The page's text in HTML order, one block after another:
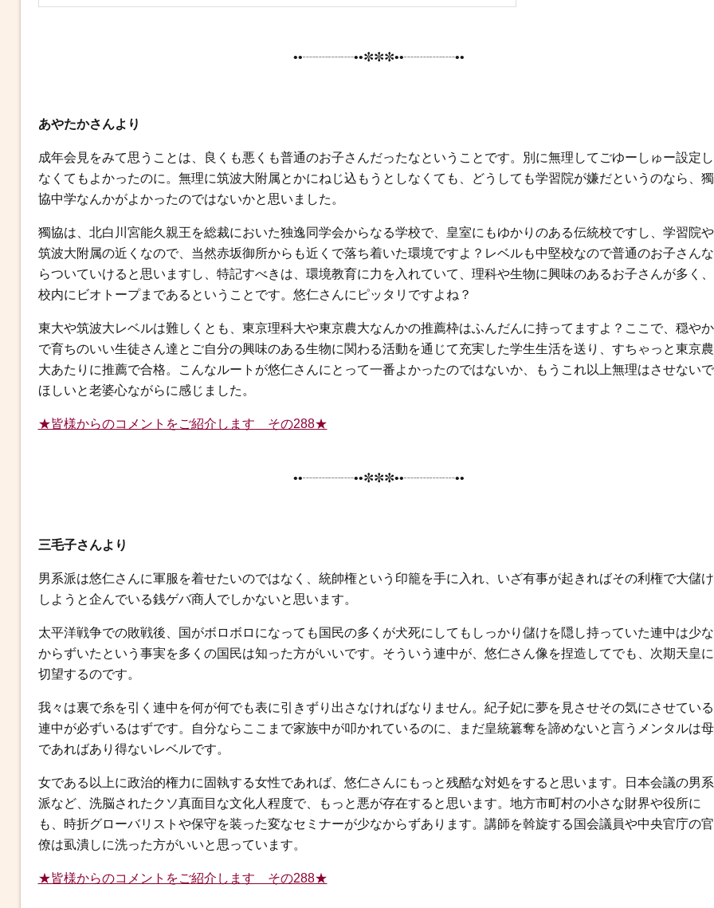
••┈┈┈┈••✼✼✼••┈┈┈┈••
あやたかさんより
成年会見をみて思うことは、良くも悪くも普通のお子さんだったなということです。別に無理してごゆーしゅー設定し
なくてもよかったのに。無理に筑波大附属とかにねじ込もうとしなくても、どうしても学習院が嫌だというのなら、獨
協中学なんかがよかったのではないかと思いました。
獨協は、北白川宮能久親王を総裁においた独逸同学会からなる学校で、皇室にもゆかりのある伝統校ですし、学習院や
筑波大附属の近くなので、当然赤坂御所からも近くで落ち着いた環境ですよ？レベルも中堅校なので普通のお子さんな
らついていけると思いますし、特記すべきは、環境教育に力を入れていて、理科や生物に興味のあるお子さんが多く、
校内にビオトープまであるということです。悠仁さんにピッタリですよね？
東大や筑波大レベルは難しくとも、東京理科大や東京農大なんかの推薦枠はふんだんに持ってますよ？ここで、穏やか
で育ちのいい生徒さん達とご自分の興味のある生物に関わる活動を通じて充実した学生生活を送り、すちゃっと東京農
大あたりに推薦で合格。こんなルートが悠仁さんにとって一番よかったのではないか、もうこれ以上無理はさせないで
ほしいと老婆心ながらに感じました。
★皆様からのコメントをご紹介します その288★
••┈┈┈┈••✼✼✼••┈┈┈┈••
三毛子さんより
男系派は悠仁さんに軍服を着せたいのではなく、統帥権という印籠を手に入れ、いざ有事が起きればその利権で大儲け
しようと企んでいる銭ゲバ商人でしかないと思います。
太平洋戦争での敗戦後、国がボロボロになっても国民の多くが犬死にしてもしっかり儲けを隠し持っていた連中は少な
からずいたという事実を多くの国民は知った方がいいです。そういう連中が、悠仁さん像を捏造してでも、次期天皇に
切望するのです。
我々は裏で糸を引く連中を何が何でも表に引きずり出さなければなりません。紀子妃に夢を見させその気にさせている
連中が必ずいるはずです。自分ならここまで家族中が叩かれているのに、まだ皇統簒奪を諦めないと言うメンタルは母
であればあり得ないレベルです。
女である以上に政治的権力に固執する女性であれば、悠仁さんにもっと残酷な対処をすると思います。日本会議の男系
派など、洗脳されたクソ真面目な文化人程度で、もっと悪が存在すると思います。地方市町村の小さな財界や役所に
も、時折グローバリストや保守を装った変なセミナーが少なからずあります。講師を斡旋する国会議員や中央官庁の官
僚は虱潰しに洗った方がいいと思っています。
★皆様からのコメントをご紹介します その288★